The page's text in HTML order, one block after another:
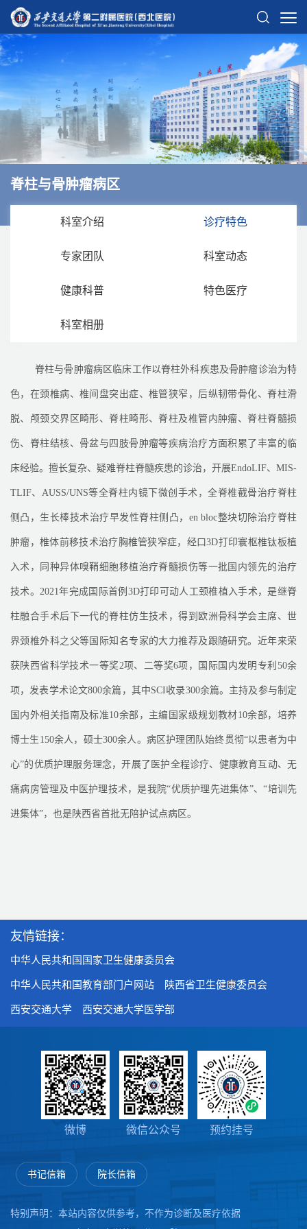
脊柱与骨肿瘤病区
科室介绍 诊疗特色
专家团队 科室动态
健康科普 特色医疗
科室相册
脊柱与骨肿瘤病区临床工作以脊柱外科疾患及骨肿瘤诊治为特
色，在颈椎病、椎间盘突出症、椎管狭窄，后纵韧带骨化、脊柱滑
脱、颅颈交界区畸形、脊柱畸形、脊柱及椎管内肿瘤、脊柱脊髓损
伤、脊柱结核、骨盆与四肢骨肿瘤等疾病治疗方面积累了丰富的临
床经验。擅长复杂、疑难脊柱脊髓疾患的诊治，开展EndoLIF、 MIS-
TLIF、 AUSS/UNS等全脊柱内镜下微创手术，全脊椎截骨治疗脊柱
侧凸，生长棒技术治疗早发性脊柱侧凸， en bloc整块切除治疗脊柱
肿瘤，椎体前移技术治疗胸椎管狭窄症，经口3D打印寰枢椎钛板植
入术，同种异体嗅鞘细胞移植治疗脊髓损伤等一批国内领先的治疗
技术。 2021年完成国际首例 3D打印可动人工颈椎植入手术，是继脊
柱融合手术后下一代的脊柱仿生技术，得到欧洲骨科学会主席、世
界颈椎外科之父等国际知名专家的大力推荐及跟随研究。近年来荣
获陕西省科学技术一等奖2项、二等奖6项，国际国内发明专利 50余
项，发表学术论文800余篇，其中SCI收录300余篇。主持及参与制定
国内外相关指南及标准10余部，主编国家级规划教材10余部，培养
博士生 150余人，硕士300余人。病区护理团队始终贯彻“以患者为中
心”的优质护理服务理念，开展了医护全程诊疗、健康教育互动、无
痛病房管理及中医护理技术，是我院“优质护理先进集体”、“培训先
进集体”，也是陕西省首批无陪护试点病区。
友情链接：
中华人民共和国国家卫生健康委员会
中华人民共和国教育部门户网站 陕西省卫生健康委员会
西安交通大学 西安交通大学医学部
微博 微信公众号 预约挂号
书记信箱 院长信箱
特别声明：本站内容仅供参考，不作为诊断及医疗依据